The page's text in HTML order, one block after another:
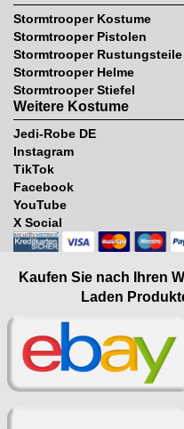
Stormtrooper Kostume
Stormtrooper Pistolen
Stormtrooper Rustungsteile
Stormtrooper Helme
Stormtrooper Stiefel
Weitere Kostume
Jedi-Robe DE
Instagram
TikTok
Facebook
YouTube
X Social
Kaufen Sie nach Ihren
Laden